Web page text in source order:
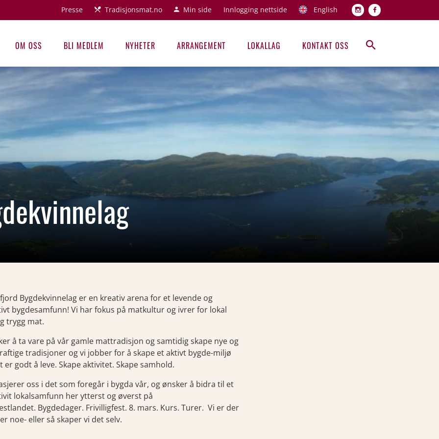
Topp
Presse Tradisjonsmat.no Min side Innlogging nettside English
Hovedmeny
OM OSS BLI MEDLEM NYHETER ARRANGEMENT LOKALLAG KONTAKT OSS
Bygdekvinnelag er en kreativ arena for et levende og
bygdesamfunn! Vi har fokus på matkultur og ivrer for lokal
trygg mat.
å ta vare på vår gamle mattradisjon og samtidig skape nye og
tradisjoner og vi jobber for å skape et aktivt bygde-miljø
er godt å leve. Skape aktivitet. Skape samhold.
oss i det som foregår i bygda vår, og ønsker å bidra til et
lokalsamfunn her ytterst og øverst på
Bygdedager. Frivilligfest. 8. mars. Kurs. Turer. Vi er der
noe- eller så skaper vi det selv.